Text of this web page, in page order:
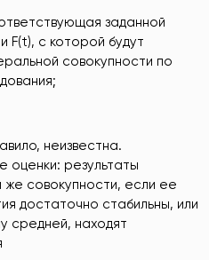
заданной
F(t), с которой будут
совокупности по
неизвестна.
оценки: результаты
совокупности, если ее
достаточно стабильны, или
средней, находят